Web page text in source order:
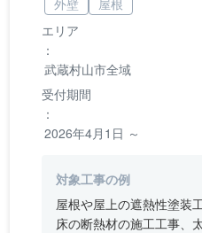
エリア
：
武蔵村山市全域
受付期間
：
2026年4月1日 ～
対象工事の例
屋根や屋上の遮熱性塗装
床の断熱材の施工工事、